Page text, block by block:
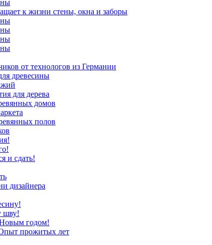
к жизни стены, окна и заборы
от технологов из Германии
древесины
для дерева
домов
полов
и сдать!
дизайнера
шву!
Новым годом!
прожитых лет